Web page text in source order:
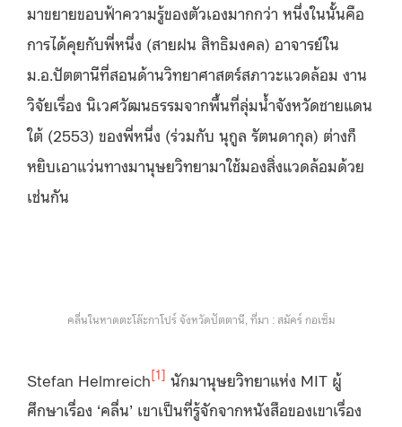
มาขยายขอบฟ้าความรู้ของตัวเองมากกว่า หนึ่งในนั้นคือ
การได้คุยกับพี่หนึ่ง (สายฝน สิทธิมงคล) อาจารย์ใน
ม.อ.ปัตตานีที่สอนด้านวิทยาศาสตร์สภาวะแวดล้อม งาน
วิจัยเรื่อง นิเวศวัฒนธรรมจากพื้นที่ลุ่มน้ำจังหวัดชายแดน
ใต้ (2553) ของพี่หนึ่ง (ร่วมกับ นุกูล รัตนดากุล) ต่างก็
หยิบเอาแว่นทางมานุษยวิทยามาใช้มองสิ่งแวดล้อมด้วย
เช่นกัน
คลื่นในหาดตะโล๊ะกาโปร์ จังหวัดปัตตานี, ที่มา : สมัคร์ กอเซ็ม
Stefan Helmreich[1] นักมานุษยวิทยาแห่ง MIT ผู้
ศึกษาเรื่อง ‘คลื่น’ เขาเป็นที่รู้จักจากหนังสือของเขาเรื่อง